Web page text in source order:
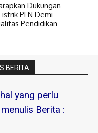
Dukungan
PLN Demi
Pendidikan
BERITA
yang perlu
Berita :